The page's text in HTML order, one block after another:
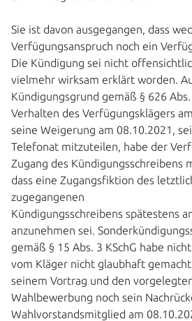
Sie ist davon ausgegangen, dass
Verfügungsanspruch noch ein
Die Kündigung sei nicht
vielmehr wirksam erklärt worden.
Kündigungsgrund gemäß § 626 Abs.
Verhalten des Verfügungsklägers
seine Weigerung am 08.10.2021,
Telefonat mitzuteilen, habe der
Zugang des Kündigungsschreibens
dass eine Zugangsfiktion des
zugegangenen
Kündigungsschreibens spätestens
anzunehmen sei.
gemäß § 15 Abs. 3 KSchG habe
vom Kläger nicht glaubhaft
seinem Vortrag und den
Wahlbewerbung noch sein
Wahlvorstandsmitglied am